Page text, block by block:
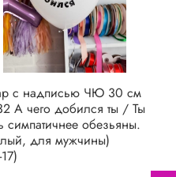
с надписью ЧЮ 30 см
А чего добился ты / Ты
симпатичнее обезьяны.
для мужчины)